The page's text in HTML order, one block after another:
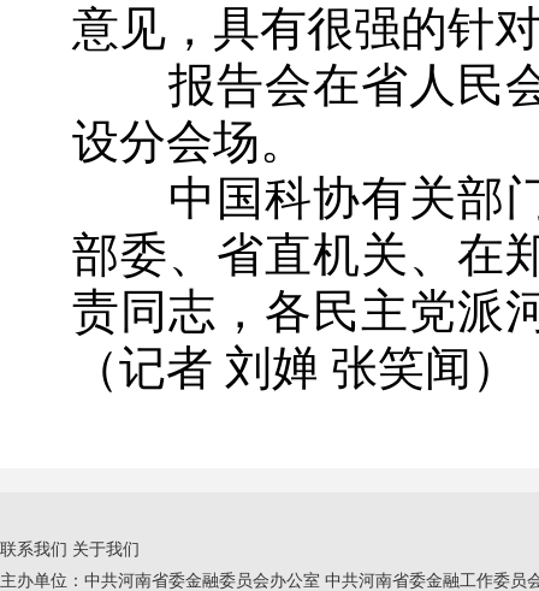
意见，具有很强的针
报告会在省人民会
设分会场。
中国科协有关部门
部委、省直机关、在
责同志，各民主党派
（记者 刘婵 张笑闻）
联系我们 关于我们
主办单位：中共河南省委金融委员会办公室 中共河南省委金融工作委员